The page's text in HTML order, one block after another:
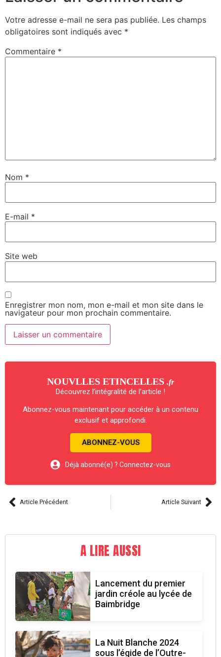
Votre adresse e-mail ne sera pas publiée. Les champs
obligatoires sont indiqués avec *
Commentaire *
Nom *
E-mail *
Site web
Enregistrer mon nom, mon e-mail et mon site dans le
navigateur pour mon prochain commentaire.
NOUVLLES ETINCELLES .fr
Découvrez l’intégralité de l’article !
Abonnez-vous maintenant pour accéder à un contenu
exclusif et approfondi.
ABONNEZ-VOUS
Déjà abonné(e) ? Connectez-vous
Article Précédent Article Suivant
A LIRE AUSSI
Lancement du premier
jardin créole au lycée de
Baimbridge
La Nuit Blanche 2024
sous l’égide de l’Outre-